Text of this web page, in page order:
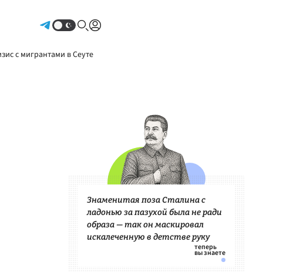
с мигрантами в Сеуте
Знаменитая поза Сталина с
ладонью за пазухой была не ради
образа — так он маскировал
искалеченную в детстве руку